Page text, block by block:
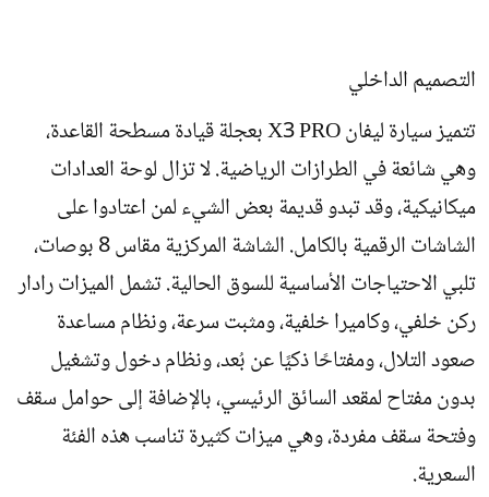
التصميم الداخلي
تتميز سيارة ليفان X3 PRO بعجلة قيادة مسطحة القاعدة،
وهي شائعة في الطرازات الرياضية. لا تزال لوحة العدادات
ميكانيكية، وقد تبدو قديمة بعض الشيء لمن اعتادوا على
الشاشات الرقمية بالكامل. الشاشة المركزية مقاس 8 بوصات،
تلبي الاحتياجات الأساسية للسوق الحالية. تشمل الميزات رادار
ركن خلفي، وكاميرا خلفية، ومثبت سرعة، ونظام مساعدة
صعود التلال، ومفتاحًا ذكيًا عن بُعد، ونظام دخول وتشغيل
بدون مفتاح لمقعد السائق الرئيسي، بالإضافة إلى حوامل سقف
وفتحة سقف مفردة، وهي ميزات كثيرة تناسب هذه الفئة
السعرية.